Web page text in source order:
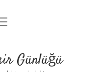
Günlüğü